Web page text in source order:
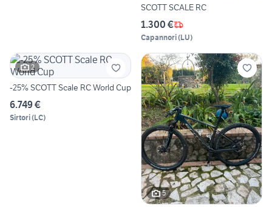
SCOTT SCALE RC
1.300 €
Capannori(LU)
2
-25% SCOTT Scale RC World Cup
6.749 €
Sirtori(LC)
5